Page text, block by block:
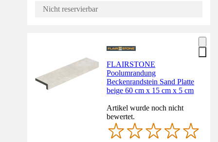
Nicht reservierbar
FLAIRSTONE
Poolumrandung
Beckenrandstein Sand Platte
beige 60 cm x 15 cm x 5 cm
Artikel wurde noch nicht
bewertet.